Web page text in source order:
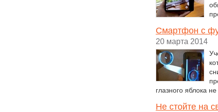
Смартфон с
20 марта 2014
глазного яблока
Не стойте на